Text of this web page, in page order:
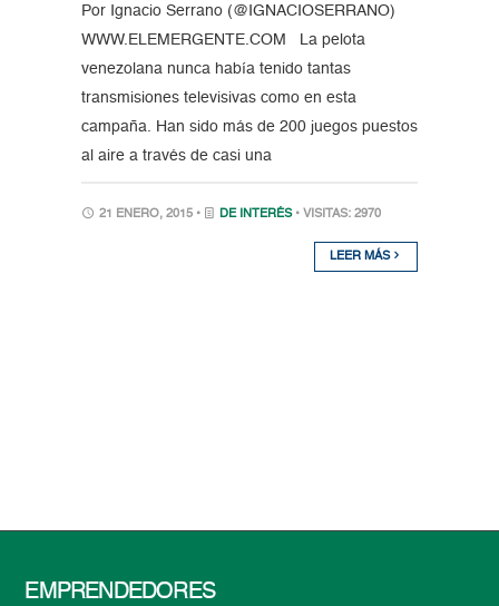
Por Ignacio Serrano (@IGNACIOSERRANO)
WWW.ELEMERGENTE.COM La pelota
venezolana nunca había tenido tantas
transmisiones televisivas como en esta
campaña. Han sido más de 200 juegos puestos
al aire a través de casi una
21 ENERO, 2015 • DE INTERÉS • VISITAS: 2970
LEER MÁS
EMPRENDEDORES